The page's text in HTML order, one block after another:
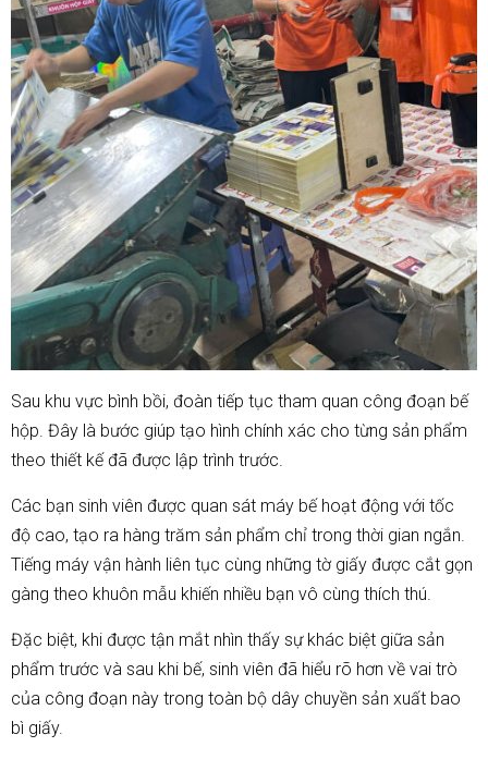
Sau khu vực bình bồi, đoàn tiếp tục tham quan công đoạn bế
hộp. Đây là bước giúp tạo hình chính xác cho từng sản phẩm
theo thiết kế đã được lập trình trước.
Các bạn sinh viên được quan sát máy bế hoạt động với tốc
độ cao, tạo ra hàng trăm sản phẩm chỉ trong thời gian ngắn.
Tiếng máy vận hành liên tục cùng những tờ giấy được cắt gọn
gàng theo khuôn mẫu khiến nhiều bạn vô cùng thích thú.
Đặc biệt, khi được tận mắt nhìn thấy sự khác biệt giữa sản
phẩm trước và sau khi bế, sinh viên đã hiểu rõ hơn về vai trò
của công đoạn này trong toàn bộ dây chuyền sản xuất bao
bì giấy.